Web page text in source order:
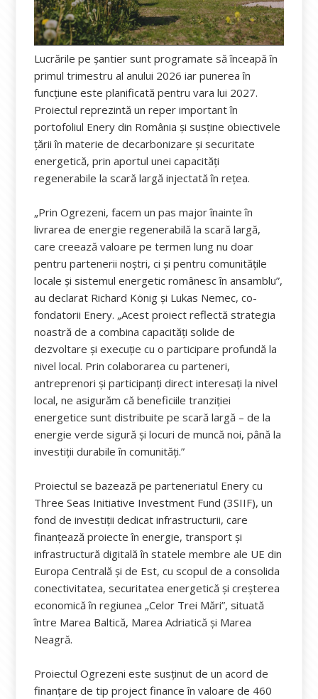
Lucrările pe șantier sunt programate să înceapă în
primul trimestru al anului 2026 iar punerea în
funcțiune este planificată pentru vara lui 2027.
Proiectul reprezintă un reper important în
portofoliul Enery din România și susține obiectivele
țării în materie de decarbonizare și securitate
energetică, prin aportul unei capacități
regenerabile la scară largă injectată în rețea.
„Prin Ogrezeni, facem un pas major înainte în
livrarea de energie regenerabilă la scară largă,
care creează valoare pe termen lung nu doar
pentru partenerii noștri, ci și pentru comunitățile
locale și sistemul energetic românesc în ansamblu”,
au declarat Richard König și Lukas Nemec, co-
fondatorii Enery. „Acest proiect reflectă strategia
noastră de a combina capacități solide de
dezvoltare și execuție cu o participare profundă la
nivel local. Prin colaborarea cu parteneri,
antreprenori și participanți direct interesați la nivel
local, ne asigurăm că beneficiile tranziției
energetice sunt distribuite pe scară largă – de la
energie verde sigură și locuri de muncă noi, până la
investiții durabile în comunități.”
Proiectul se bazează pe parteneriatul Enery cu
Three Seas Initiative Investment Fund (3SIIF), un
fond de investiții dedicat infrastructurii, care
finanțează proiecte în energie, transport și
infrastructură digitală în statele membre ale UE din
Europa Centrală și de Est, cu scopul de a consolida
conectivitatea, securitatea energetică și creșterea
economică în regiunea „Celor Trei Mări”, situată
între Marea Baltică, Marea Adriatică și Marea
Neagră.
Proiectul Ogrezeni este susținut de un acord de
finanțare de tip project finance în valoare de 460